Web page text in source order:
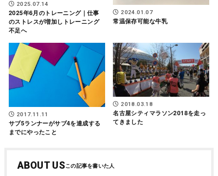
2025.07.14
2025年6月のトレーニング｜仕事
のストレスが増加しトレーニング
不足へ
2024.01.07
常温保存可能な牛乳
2017.11.11
サブ5ランナーがサブ4を達成する
までにやったこと
2018.03.18
名古屋シティマラソン2018を走っ
てきました
ABOUT US